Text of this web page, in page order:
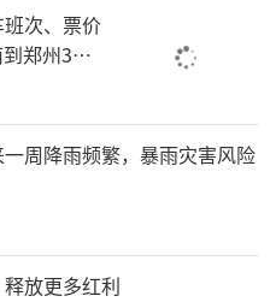
次、票价
郑州3小
周降雨频繁，暴雨灾害风险
放更多红利